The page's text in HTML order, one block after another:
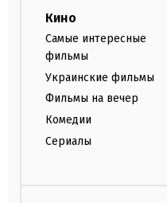
Кино
Самые интересные
фильмы
Украинские фильмы
Фильмы на вечер
Комедии
Сериалы